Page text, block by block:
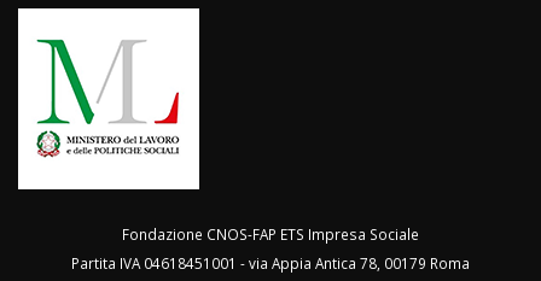
Fondazione CNOS-FAP ETS Impresa Sociale
Partita IVA 04618451001 - via Appia Antica 78, 00179 Roma